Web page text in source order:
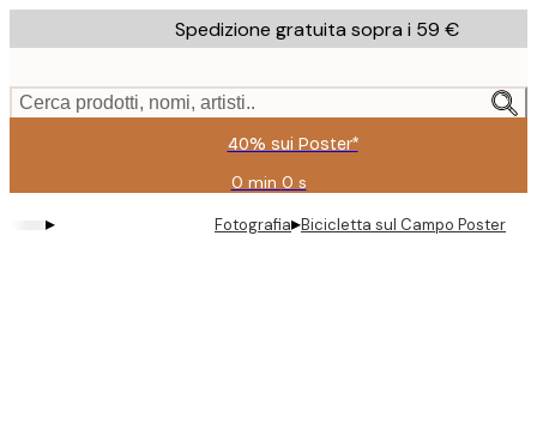
to
content.
Spedizione gratuita sopra i 59 €
Cerca prodotti, nomi, artisti..
40% sui Poster*
0 min 0 s
Valido
fino
a:
▸ Fotografia▸Bicicletta sul Campo Poster